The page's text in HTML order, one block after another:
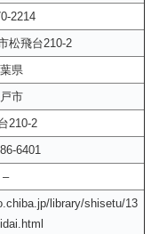
2214
松飛台210-2
県
市
210-2
6401
–
library/shisetu/13